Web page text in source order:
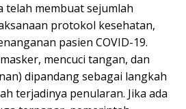
telah membuat sejumlah
protokol kesehatan,
pasien COVID-19.
mencuci tangan, dan
dipandang sebagai langkah
terjadinya penularan. Jika ada